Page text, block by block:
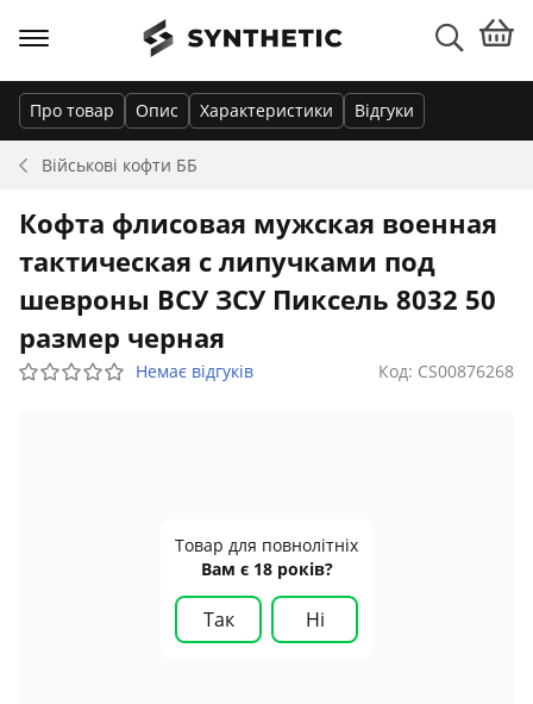
Військові кофти ББ
Про товар Опис Характеристики Відгуки
Кофта флисовая мужская военная
тактическая с липучками под
шевроны ВСУ ЗСУ Пиксель 8032 50
размер черная
Немає відгуків Код: CS00876268
Товар для повнолітніх
Вам є 18 років?
Так Ні